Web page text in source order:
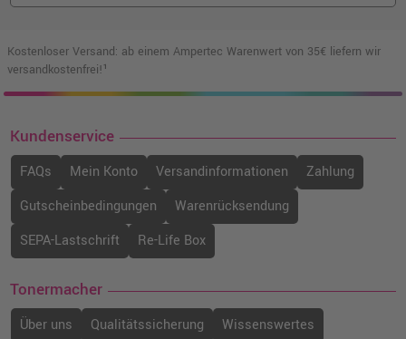
Kostenloser Versand: ab einem Ampertec Warenwert von 35€ liefern wir
versandkostenfrei!¹
Kundenservice
FAQs Mein Konto Versandinformationen
Zahlung
Gutscheinbedingungen
Warenrücksendung
SEPA-Lastschrift
Re-Life Box
Tonermacher
Über uns Qualitätssicherung
Wissenswertes